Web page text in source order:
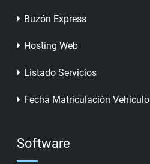
Buzón Express
Hosting Web
Listado Servicios
Fecha Matriculación Vehículo
Software